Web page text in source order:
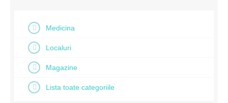
Medicina
Localuri
Magazine
Lista toate categoriile